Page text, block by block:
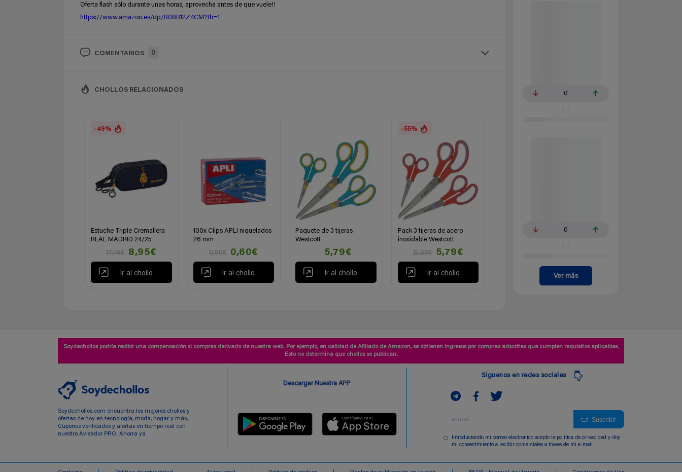
Oferta flash sólo durante unas horas, aprovecha antes de que vuele!!
https://www.amazon.es/dp/B08B12Z4CM?th=1
COMENTARIOS 0
CHOLLOS RELACIONADOS
-49%
Estuche Triple Cremallera
REAL MADRID 24/25
17,48€
8,95€
Ir al chollo
100x Clips APLI niquelados
26 mm
0,60€
0,60€
Ir al chollo
Paquete de 3 tijeras
Westcott
5,79€
Ir al chollo
-55%
Pack 3 tijeras de acero
inoxidable Westcott
12,86€
5,79€
Ir al chollo
0
0
Ver más
Soydechollos podría recibir una compensación si compras derivado de nuestra web. Por ejemplo, en calidad de Afiliado de Amazon, se obtienen ingresos por compras adscritas que cumplen requisitos aplicables.
Esto no determina que chollos se publican.
Soydechollos.com encuentra los mejores chollos y
ofertas de hoy en tecnología, moda, hogar y más.
Cupones verificados y alertas en tiempo real con
nuestro Avisador PRO. Ahorra ya
Descargar Nuestra APP
Siguenos en redes sociales
Suscribir
Introduciendo mi correo electronico acepto la politica de privacidad y doy
mi consentimiento a recibir comerciales a traves de mi e-mail